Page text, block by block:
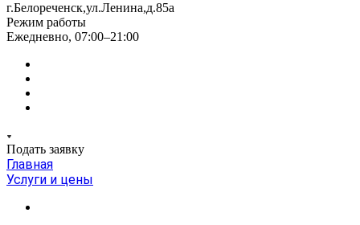
г.Белореченск,ул.Ленина,д.85а
Режим работы
Ежедневно, 07:00–21:00
Подать заявку
Главная
Услуги и цены